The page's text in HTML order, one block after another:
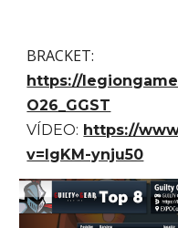
BRACKET:
https://
O26_GGST
VÍDEO: https://
v=lgKM-ynju50